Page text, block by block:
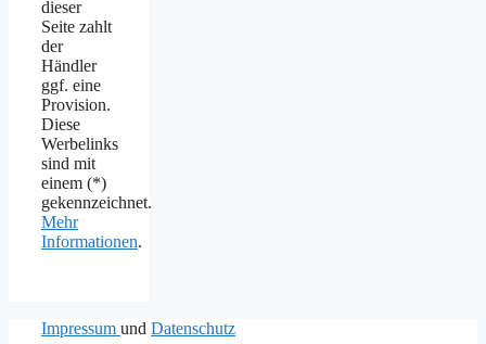
dieser
Seite zahlt
der
Händler
ggf. eine
Provision.
Diese
Werbelinks
sind mit
einem (*)
gekennzeichnet.
Mehr
Informationen.
Impressum und Datenschutz